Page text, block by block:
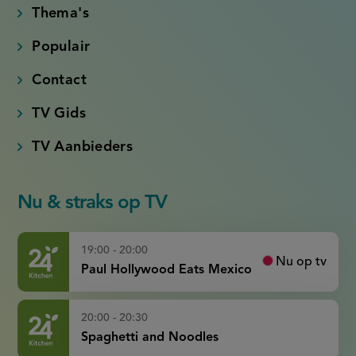
Thema's
Populair
Contact
TV Gids
TV Aanbieders
Nu & straks op TV
19:00 - 20:00
Paul Hollywood Eats Mexico
Nu op tv
20:00 - 20:30
Spaghetti and Noodles